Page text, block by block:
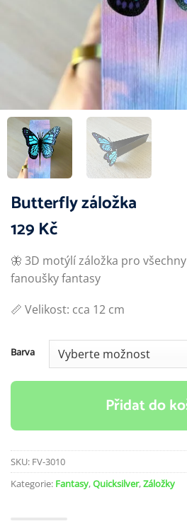
Butterfly záložka
129 Kč
🦋 3D motýlí záložka pro
fanoušky fantasy
📏 Velikost: cca 12 cm
Barva
Přidat do
SKU: FV-3010
Kategorie: Fantasy,Quicksilver,Záložky